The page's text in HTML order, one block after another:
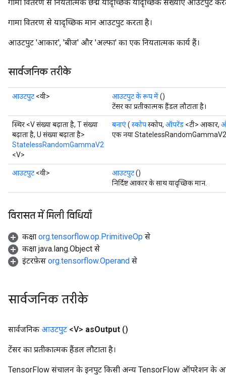
गामा वितरण से नियतात्मक छद्म यादृच्छिक यादृच्छिक संख्याएँ आउटपुट
गामा वितरण से यादृच्छिक मान आउटपुट करता है।
आउटपुट 'आकार', 'बीज' और 'अल्फा' का एक नियतात्मक कार्य हैं।
सार्वजनिक तरीके
आउटपुट <वी> आउटपुट के रूप में()
टेंसर का प्रतीकात्मक हैंडल लौटाता है।
स्थिर <V संख्या बढ़ाता है, T संख्या
बढ़ाता है, U संख्या बढ़ाता है>
StatelessRandomGammaV2
<V>
बनाएं( स्कोपस्कोप, ऑपरेंड <टी> आकार,
एक नया
आउटपुट <वी> आउटपुट()
निर्दिष्ट आकार के साथ यादृच्छिक मान.
विरासत में मिली विधियाँ
कक्षा org.tensorflow.op.PrimitiveOp से
कक्षा java.lang.Object से
इंटरफ़ेस org.tensorflow.Operand से
सार्वजनिक तरीके
सार्वजनिक आउटपुट <V> asOutput ()
टेंसर का प्रतीकात्मक हैंडल लौटाता है।
TensorFlow संचालन के इनपुट किसी अन्य TensorFlow ऑपरेशन के